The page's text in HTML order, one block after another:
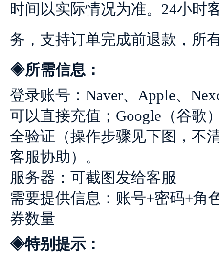
时间以实际情况为准。24小时
务，支持订单完成前退款，所
◈所需信息：
登录账号：Naver、Apple、
可以直接充值；Google（谷歌
全验证（操作步骤见下图，不
客服协助）。
服务器：可截图发给客服
需要提供信息：账号+密码+角
券数量
◈特别提示：